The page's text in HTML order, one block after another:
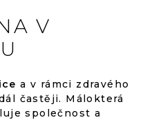
V
a v rámci zdravého
častěji. Málokterá
společnost a